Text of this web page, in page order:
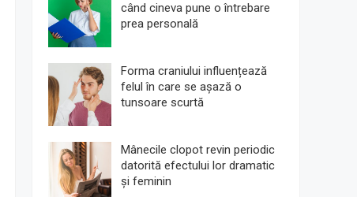
când cineva pune o întrebare
prea personală
Forma craniului influențează
felul în care se așază o
tunsoare scurtă
Mânecile clopot revin periodic
datorită efectului lor dramatic
și feminin